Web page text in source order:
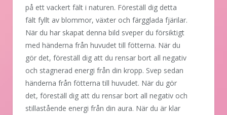
på ett vackert fält i naturen. Föreställ dig detta
fält fyllt av blommor, växter och färgglada fjärilar.
När du har skapat denna bild sveper du försiktigt
med händerna från huvudet till fötterna. När du
gör det, föreställ dig att du rensar bort all negativ
och stagnerad energi från din kropp. Svep sedan
händerna från fötterna till huvudet. När du gör
det, föreställ dig att du rensar bort all negativ och
stillastående energi från din aura. När du är klar